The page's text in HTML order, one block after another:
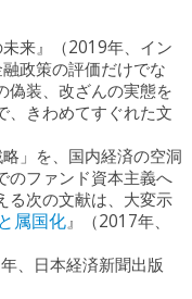
来』（2019年、イン
政策の評価だけでな
偽装、改ざんの実態を
、きわめてすぐれた文
」を、国内経済の空洞
のファンド資本主義へ
る次の文献は、大変示
属国化』（2017年、
、日本経済新聞出版